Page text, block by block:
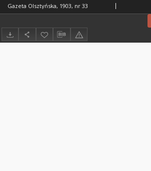
Gazeta Olsztyńska, 1903, nr 33